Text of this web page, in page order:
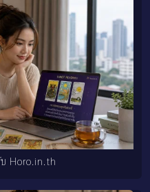
Horo.in.th